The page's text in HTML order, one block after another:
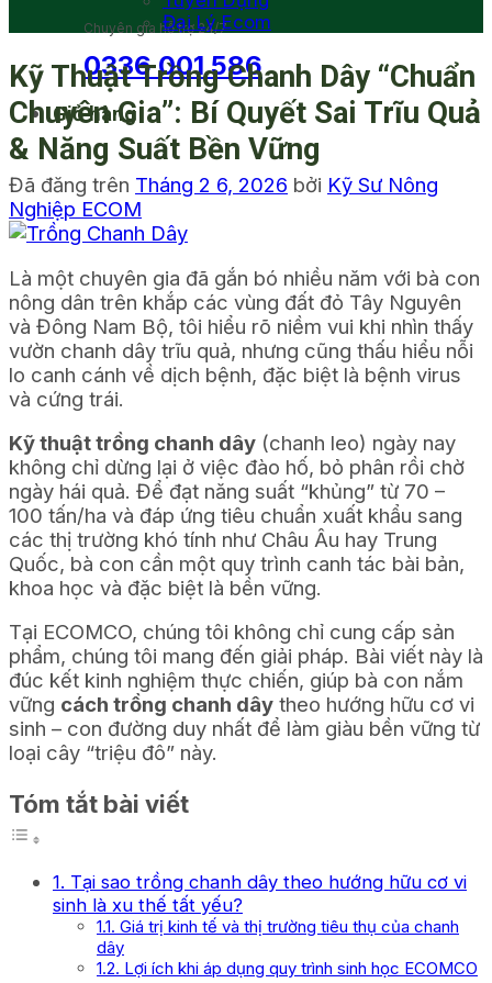
Chuyên gia hỗ trợ 24/7
0336 001 586
Giỏ hàng
Đại Lý Ecom
Kỹ Thuật Trồng Chanh Dây “Chuẩn
Chuyên Gia”: Bí Quyết Sai Trĩu Quả
& Năng Suất Bền Vững
Đã đăng trên Tháng 2 6, 2026 bởi Kỹ Sư Nông
Nghiệp ECOM
Là một chuyên gia đã gắn bó nhiều năm với bà con
nông dân trên khắp các vùng đất đỏ Tây Nguyên
và Đông Nam Bộ, tôi hiểu rõ niềm vui khi nhìn thấy
vườn chanh dây trĩu quả, nhưng cũng thấu hiểu nỗi
lo canh cánh về dịch bệnh, đặc biệt là bệnh virus
và cứng trái.
Kỹ thuật trồng chanh dây (chanh leo) ngày nay
không chỉ dừng lại ở việc đào hố, bỏ phân rồi chờ
ngày hái quả. Để đạt năng suất “khủng” từ 70 –
100 tấn/ha và đáp ứng tiêu chuẩn xuất khẩu sang
các thị trường khó tính như Châu Âu hay Trung
Quốc, bà con cần một quy trình canh tác bài bản,
khoa học và đặc biệt là bền vững.
Tại ECOMCO, chúng tôi không chỉ cung cấp sản
phẩm, chúng tôi mang đến giải pháp. Bài viết này là
đúc kết kinh nghiệm thực chiến, giúp bà con nắm
vững cách trồng chanh dây theo hướng hữu cơ vi
sinh – con đường duy nhất để làm giàu bền vững từ
loại cây “triệu đô” này.
Tóm tắt bài viết
1. Tại sao trồng chanh dây theo hướng hữu cơ vi
sinh là xu thế tất yếu?
1.1. Giá trị kinh tế và thị trường tiêu thụ của chanh
dây
1.2. Lợi ích khi áp dụng quy trình sinh học ECOMCO